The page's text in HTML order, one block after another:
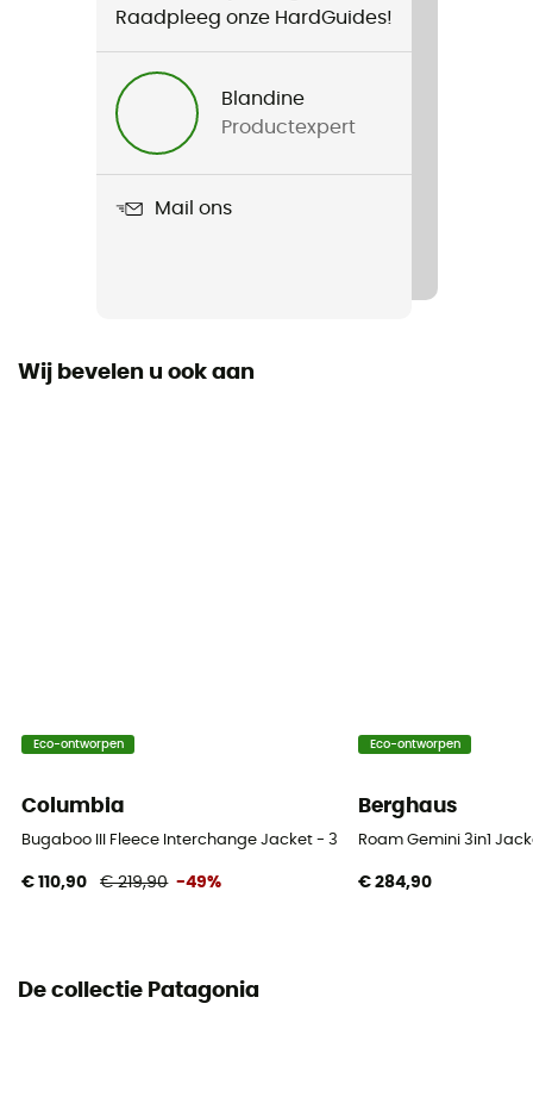
Pine Bank 3-in-1 Parka
Waterdicht
Label
100 % Polyester recyclé
Raadpleeg onze HardGuides!
Blandine
Productexpert
Mail ons
Wij bevelen u ook aan
Eco-ontworpen
Columbia
Bugaboo III Fleece Interchange Jacket - 3-in-1-jas - Dames
€ 110,90 € 219,90 -49%
Eco-ontworpen
Berghaus
Roam Gemini 3in1
€ 284,90
De collectie Patagonia